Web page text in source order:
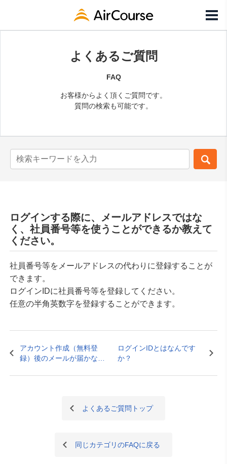
よくあるご質問
FAQ
お客様からよく頂くご質問です。
質問の検索も可能です。
ログインする際に、メールアドレスではな
く、社員番号等を使うことができるか教えて
ください。
社員番号等をメールアドレスの代わりに登録することが
できます。
ログインIDに社員番号等を登録してください。
任意の半角英数字を登録することができます。
アカウント作成（無料登
録）後のメールが届かない
ださい。
ログインIDとはなんです
か？
よくあるご質問トップ
同じカテゴリのFAQに戻る